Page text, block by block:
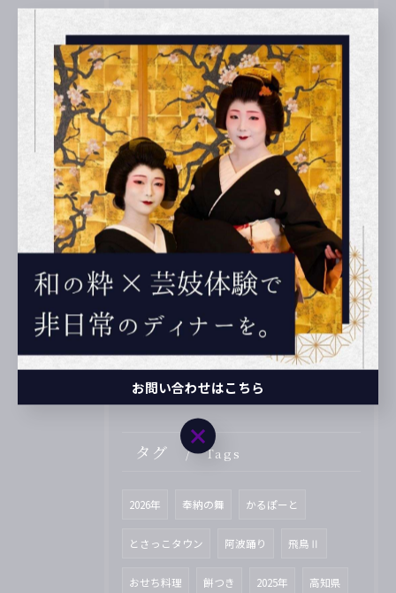
最近の投稿
Recent
Posts
2026/04/03
2026/02/11
三月三日は桃の節句🎎✨🌸ですね。
2026/01/01
新年のご挨拶
タグ Tags
2026年 奉納の舞 かるぽーと
とさっこタウン 阿波踊り 飛鳥Ⅱ
おせち料理 餅つき 2025年 高知県
お問い合わせはこちら
お問い合わせはこちら